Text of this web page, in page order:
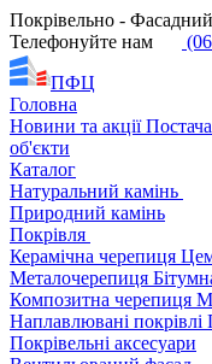
Покрівельно -
Телефонуйте нам
ПФЦ
Головна
Новини та акції
об'єкти
Каталог
Натуральний камінь
Природний камінь
Покрівля
Керамічна черепиця
Металочерепиця
Композитна черепиця
Наплавлювані покрівлі
Покрівельні аксесуари